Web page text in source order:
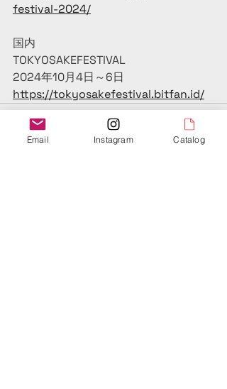
festival-2024/
国内
TOKYOSAKEFESTIVAL
2024年10月4日～6日
https://tokyosakefestival.bitfan.id/
Email Instagram Catalog